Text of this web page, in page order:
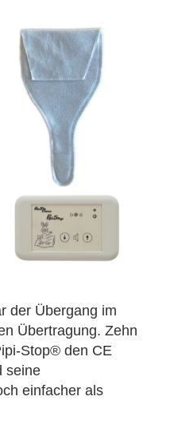
der Übergang im
Übertragung. Zehn
Stop® den CE
seine
einfacher als